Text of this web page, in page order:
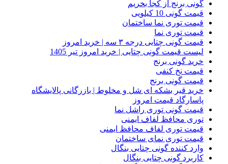
گونی برنج از کجا بخریم
قیمت گونی 10 کیلویی
قیمت توری نما ساختمان
قیمت توری نما
قیمت گونی چتایی درجه ۳ سه | خرید امروز
لیست قیمت گونی چتایی | خرید امروز تیر 1405
خرید گونی برنج
قیمت نخ کنفی
قیمت گونی برنج
خرید قیر بشکه ای شل و مخلوط | بازرگانی پالایشگاه
پاسارگاد قیمت امروز
قیمت گونی توری راشل نما
توری محافظ لفاف ایمنی
قیمت توری لفاف محافظ ایمنی
قیمت توری نمای ساختمان
وارد کننده گونی چتایی بنگال
کاربرد گونی چتایی بنگال